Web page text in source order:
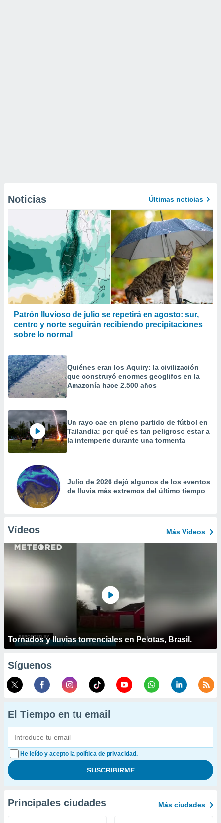
Noticias Últimas noticias
Patrón lluvioso de julio se repetirá en agosto: sur,
centro y norte seguirán recibiendo precipitaciones
sobre lo normal
Quiénes eran los Aquiry: la civilización
que construyó enormes geoglifos en la
Amazonía hace 2.500 años
Un rayo cae en pleno partido de fútbol en
Tailandia: por qué es tan peligroso estar a
la intemperie durante una tormenta
Julio de 2026 dejó algunos de los eventos
de lluvia más extremos del último tiempo
Vídeos Más Vídeos
Tornados y lluvias torrenciales en Pelotas, Brasil.
Síguenos
El Tiempo en tu email
He leído y acepto la política de privacidad.
Principales ciudades Más ciudades